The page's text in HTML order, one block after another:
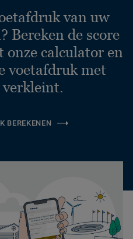
van uw
Bereken de score
onze calculator en
voetafdruk met
BEREKENEN